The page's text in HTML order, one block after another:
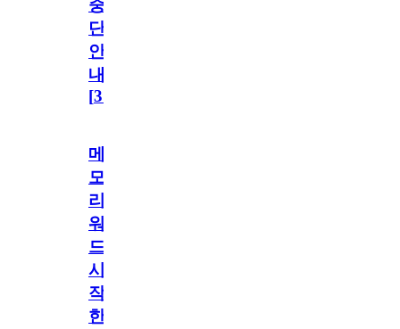
중
단
안
내
[31
메
모
리
워
드
시
작
한